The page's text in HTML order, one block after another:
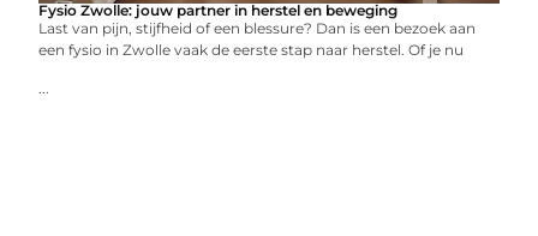
Fysio Zwolle: jouw partner in herstel en beweging
Last van pijn, stijfheid of een blessure? Dan is een bezoek aan
een fysio in Zwolle vaak de eerste stap naar herstel. Of je nu
...